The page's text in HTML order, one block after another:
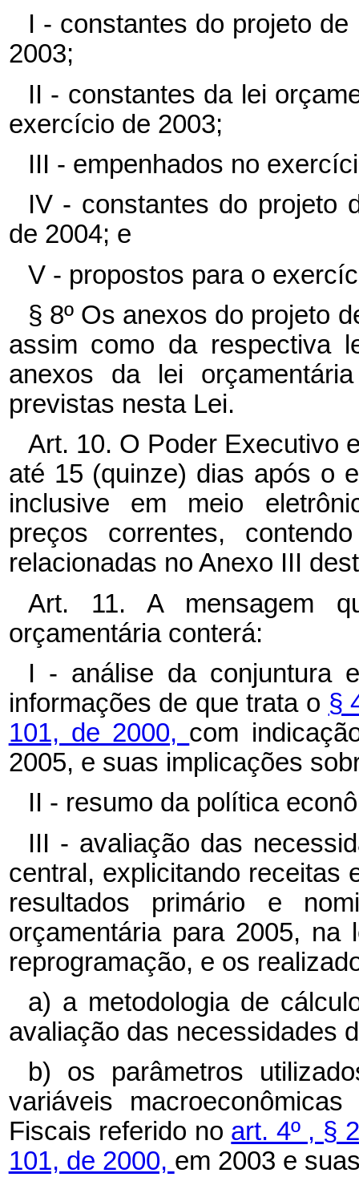
I - constantes do projeto
2003;
II - constantes da lei
exercício de 2003;
III - empenhados no
IV - constantes do projeto
de 2004; e
V - propostos para o
§ 8º Os anexos do projeto
assim como da respectiva
anexos da lei
previstas nesta Lei.
Art. 10. O Poder Executivo
até 15 (quinze) dias após o
inclusive em meio
preços correntes,
relacionadas no Anexo III
Art. 11. A mensagem
orçamentária conterá:
I - análise da conjuntura
informações de que trata o §
101, de 2000, com
2005, e suas implicações
II - resumo da política
III - avaliação das
central, explicitando receitas
resultados primário e
orçamentária para 2005,
reprogramação, e os
a) a metodologia de
avaliação das necessidades
b) os parâmetros
variáveis
Fiscais referido no art. 4º , §
101, de 2000, em 2003 e